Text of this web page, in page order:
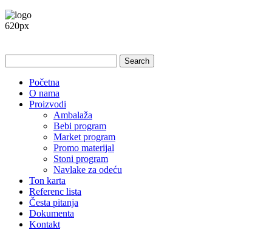
Početna
O nama
Proizvodi
Ambalaža
Bebi program
Market program
Promo materijal
Stoni program
Navlake za odeću
Ton karta
Referenc lista
Česta pitanja
Dokumenta
Kontakt